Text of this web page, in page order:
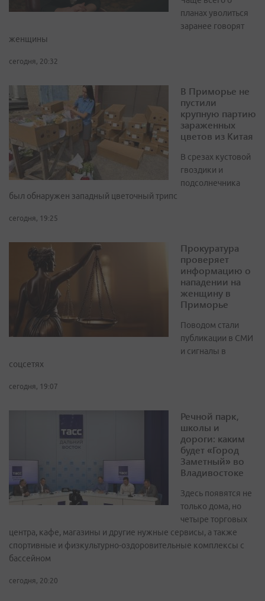
планах уволиться
заранее говорят
женщины
сегодня, 20:32
В Приморье не
пустили
крупную партию
зараженных
цветов из Китая
В срезах кустовой
гвоздики и
подсолнечника
был обнаружен западный цветочный трипс
сегодня, 19:25
Прокуратура
проверяет
информацию о
нападении на
женщину в
Приморье
Поводом стали
публикации в СМИ
и сигналы в
соцсетях
сегодня, 19:07
Речной парк,
школы и
дороги: каким
будет «Город
Заметный» во
Владивостоке
Здесь появятся не
только дома, но
четыре торговых
центра, кафе, магазины и другие нужные сервисы, а также
спортивные и физкультурно-оздоровительные комплексы с
бассейном
сегодня, 20:20